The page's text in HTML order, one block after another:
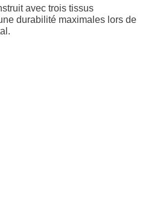
avec trois tissus
durabilité maximales lors de